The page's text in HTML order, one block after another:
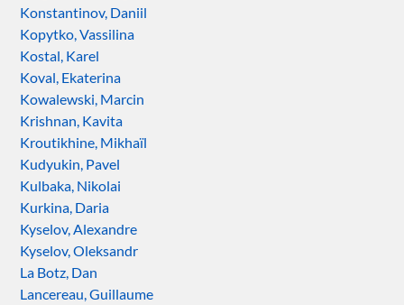
Konstantinov, Daniil
Kopytko, Vassilina
Kostal, Karel
Koval, Ekaterina
Kowalewski, Marcin
Krishnan, Kavita
Kroutikhine, Mikhaïl
Kudyukin, Pavel
Kulbaka, Nikolai
Kurkina, Daria
Kyselov, Alexandre
Kyselov, Oleksandr
La Botz, Dan
Lancereau, Guillaume